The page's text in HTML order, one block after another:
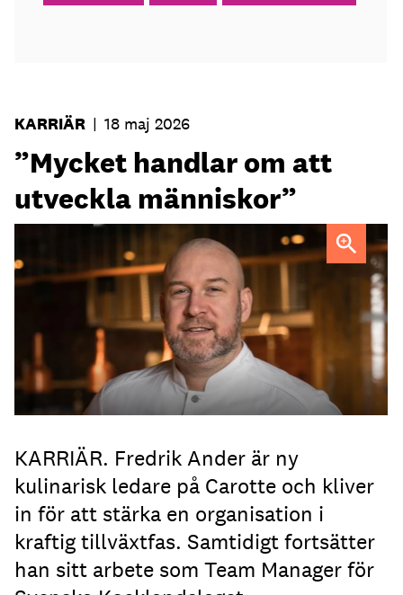
KARRIÄR | 18 maj 2026
”Mycket handlar om att
utveckla människor”
FOTO: Carotte
KARRIÄR. Fredrik Ander är ny
kulinarisk ledare på Carotte och kliver
in för att stärka en organisation i
kraftig tillväxtfas. Samtidigt fortsätter
han sitt arbete som Team Manager för